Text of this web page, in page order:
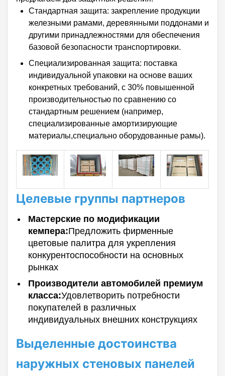
Стандартная защита: закрепление продукции
железными рамами, деревянными поддонами и
другими принадлежностями для обеспечения
базовой безопасности транспортировки.
Специализированная защита: поставка
индивидуальной упаковки на основе ваших
конкретных требований, с 30% повышенной
производительностью по сравнению со
стандартным решением (например,
специализированные амортизирующие
материалы,специально оборудованные рамы).
Целевые группы партнеров
Мастерские по модификации
кемпера:Предложить фирменные
цветовые палитра для укрепления
конкурентоспособности на основных
рынках
Производители автомобилей премиум
класса:Удовлетворить потребности
покупателей в различных
индивидуальных внешних конструкциях
Выделенные достоинства
наружных стеновых панелей